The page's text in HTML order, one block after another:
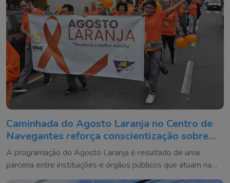
Caminhada do Agosto Laranja no Centro de
Navegantes reforça conscientização sobre
prevenção de deficiências
A programação do Agosto Laranja é resultado de uma
parceria entre instituições e órgãos públicos que atuam na
defesa dos direitos das pessoas com deficiência